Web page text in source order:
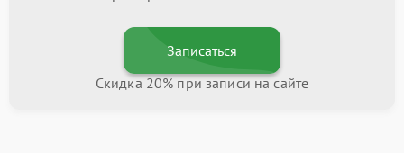
Записаться
Скидка 20% при записи на сайте